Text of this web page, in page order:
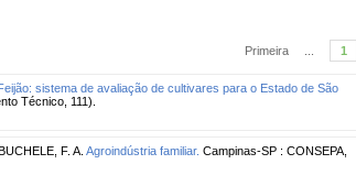
Primeira 1
sistema de avaliação de cultivares para o Estado de São
Técnico, 111).
F. A. Agroindústria familiar. Campinas-SP : CONSEPA,